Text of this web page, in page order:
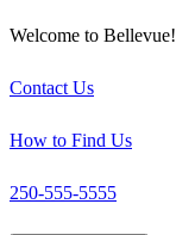
Welcome to Bellevue!
Contact Us
How to Find Us
250-555-5555